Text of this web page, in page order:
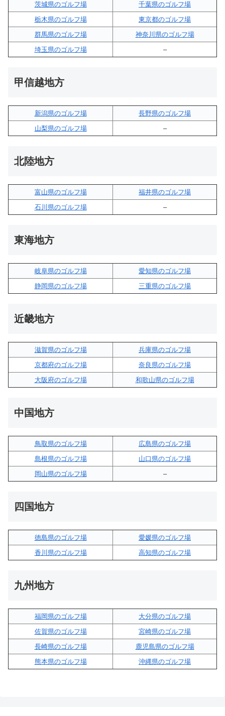
茨城県のゴルフ場
千葉県のゴルフ場
栃木県のゴルフ場
東京都のゴルフ場
群馬県のゴルフ場
神奈川県のゴルフ場
埼玉県のゴルフ場
–
甲信越地方
新潟県のゴルフ場
長野県のゴルフ場
山梨県のゴルフ場
–
北陸地方
富山県のゴルフ場
福井県のゴルフ場
石川県のゴルフ場
–
東海地方
岐阜県のゴルフ場
愛知県のゴルフ場
静岡県のゴルフ場
三重県のゴルフ場
近畿地方
滋賀県のゴルフ場
兵庫県のゴルフ場
京都府のゴルフ場
奈良県のゴルフ場
大阪府のゴルフ場
和歌山県のゴルフ場
中国地方
鳥取県のゴルフ場
広島県のゴルフ場
島根県のゴルフ場
山口県のゴルフ場
岡山県のゴルフ場
–
四国地方
徳島県のゴルフ場
愛媛県のゴルフ場
香川県のゴルフ場
高知県のゴルフ場
九州地方
福岡県のゴルフ場
大分県のゴルフ場
佐賀県のゴルフ場
宮崎県のゴルフ場
長崎県のゴルフ場
鹿児島県のゴルフ場
熊本県のゴルフ場
沖縄県のゴルフ場